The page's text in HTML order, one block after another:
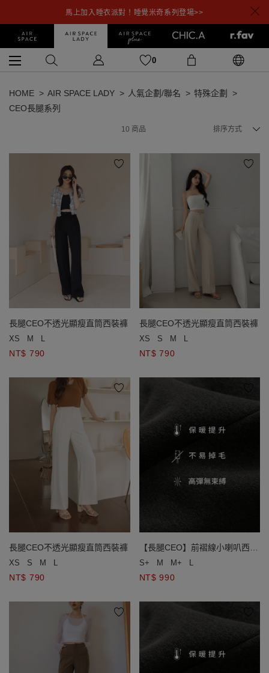
馬上加入睡衣派對！睡覺米奇系列登場>>
0
HOME AIR SPACE LADY 人氣企劃/聯名
特殊企劃
CEO長腿系列
10 商品 排序方式
長腿CEO不透光顯瘦直筒西裝褲
XS M
NT$ 790
長腿CEO不透光顯瘦直筒西裝褲
XS S M L
NT$ 790
長腿CEO不透光顯瘦直筒西裝褲
XS S M
NT$ 790
【長腿CEO】前褶線小喇叭西裝
長褲
S+ M M+ L
NT$ 990